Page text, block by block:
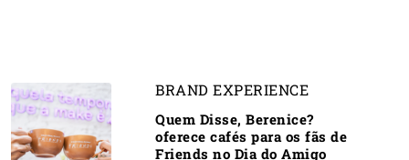
BRAND EXPERIENCE
Quem Disse, Berenice?
oferece cafés para os fãs de
Friends no Dia do Amigo